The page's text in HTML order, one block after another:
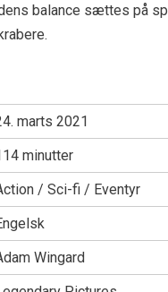
balance sættes på
marts 2021
minutter
/ Sci-fi / Eventyr
Wingard